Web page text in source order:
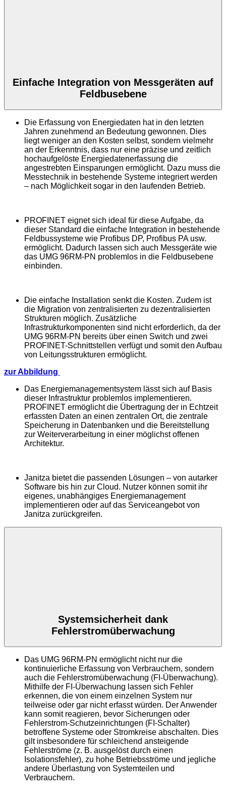
Einfache Integration von Messgeräten auf
Feldbusebene
Die Erfassung von Energiedaten hat in den letzten
Jahren zunehmend an Bedeutung gewonnen. Dies
liegt weniger an den Kosten selbst, sondern vielmehr
an der Erkenntnis, dass nur eine präzise und zeitlich
hochaufgelöste Energiedatenerfassung die
angestrebten Einsparungen ermöglicht. Dazu muss die
Messtechnik in bestehende Systeme integriert werden
– nach Möglichkeit sogar in den laufenden Betrieb.
PROFINET eignet sich ideal für diese Aufgabe, da
dieser Standard die einfache Integration in bestehende
Feldbussysteme wie Profibus DP, Profibus PA usw.
ermöglicht. Dadurch lassen sich auch Messgeräte wie
das UMG 96RM-PN problemlos in die Feldbusebene
einbinden.
Die einfache Installation senkt die Kosten. Zudem ist
die Migration von zentralisierten zu dezentralisierten
Strukturen möglich. Zusätzliche
Infrastrukturkomponenten sind nicht erforderlich, da der
UMG 96RM-PN bereits über einen Switch und zwei
PROFINET-Schnittstellen verfügt und somit den Aufbau
von Leitungsstrukturen ermöglicht.
zur Abbildung
Das Energiemanagementsystem lässt sich auf Basis
dieser Infrastruktur problemlos implementieren.
PROFINET ermöglicht die Übertragung der in Echtzeit
erfassten Daten an einen zentralen Ort, die zentrale
Speicherung in Datenbanken und die Bereitstellung
zur Weiterverarbeitung in einer möglichst offenen
Architektur.
Janitza bietet die passenden Lösungen – von autarker
Software bis hin zur Cloud. Nutzer können somit ihr
eigenes, unabhängiges Energiemanagement
implementieren oder auf das Serviceangebot von
Janitza zurückgreifen.
Systemsicherheit dank
Fehlerstromüberwachung
Das UMG 96RM-PN ermöglicht nicht nur die
kontinuierliche Erfassung von Verbrauchern, sondern
auch die Fehlerstromüberwachung (FI-Überwachung).
Mithilfe der FI-Überwachung lassen sich Fehler
erkennen, die von einem einzelnen System nur
teilweise oder gar nicht erfasst würden. Der Anwender
kann somit reagieren, bevor Sicherungen oder
Fehlerstrom-Schutzeinrichtungen (FI-Schalter)
betroffene Systeme oder Stromkreise abschalten. Dies
gilt insbesondere für schleichend ansteigende
Fehlerströme (z. B. ausgelöst durch einen
Isolationsfehler), zu hohe Betriebsströme und jegliche
andere Überlastung von Systemteilen und
Verbrauchern.